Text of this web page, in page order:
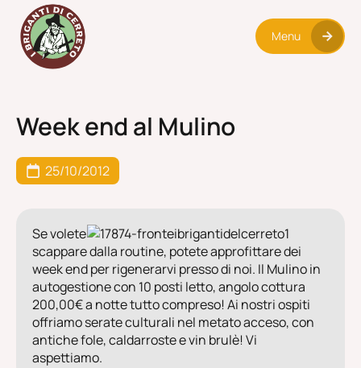
Menu
Week end al Mulino
25/10/2012
Se volete
scappare dalla routine, potete approfittare dei
week end per rigenerarvi presso di noi. Il Mulino in
autogestione con 10 posti letto, angolo cottura
200,00€ a notte tutto compreso! Ai nostri ospiti
offriamo serate culturali nel metato acceso, con
antiche fole, caldarroste e vin brulè! Vi
aspettiamo.